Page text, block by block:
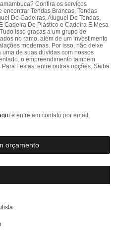
Confira os serviços
Tendas Brancas, Tendas
De Cadeiras, Aluguel De Tendas,
Cadeira De Plástico e Cadeira E Mesa
isso graças a um grupo de
no ramo, além de um investimento
modernas. Por isso, não deixe
de suas dúvidas com nossos
o empreendimento também
Festas, entre outras opções. Saiba
e entre em contato por email.
orçamento